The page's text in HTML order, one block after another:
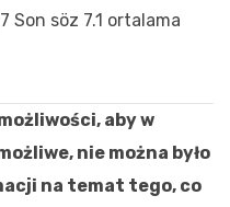
7 Son söz 7.1 ortalama
aby w
nie można było
na temat tego, co